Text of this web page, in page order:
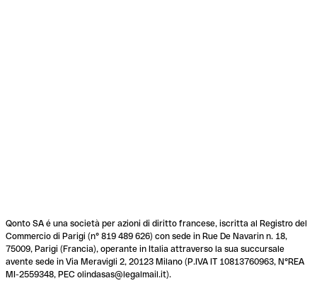
Qonto SA é una società per azioni di diritto francese, iscritta al Registro del
Commercio di Parigi (n° 819 489 626) con sede in Rue De Navarin n. 18,
75009, Parigi (Francia), operante in Italia attraverso la sua succursale
avente sede in Via Meravigli 2, 20123 Milano (P.IVA IT 10813760963, N°REA
MI-2559348, PEC olindasas@legalmail.it).